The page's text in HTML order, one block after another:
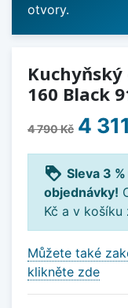
otvory.
160 Black
4 790 Kč 4
loyalty Sleva 3
objednávky!
Kč a v
Můžete také
klikněte zde